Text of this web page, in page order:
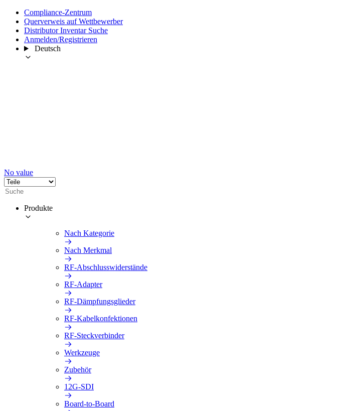
Compliance-Zentrum
Querverweis auf Wettbewerber
Distributor Inventar Suche
Anmelden/Registrieren
Deutsch
No value
Produkte
Nach Kategorie
Nach Merkmal
RF-Abschlusswiderstände
RF-Adapter
RF-Dämpfungsglieder
RF-Kabelkonfektionen
RF-Steckverbinder
Werkzeuge
Zubehör
12G-SDI
Board-to-Board